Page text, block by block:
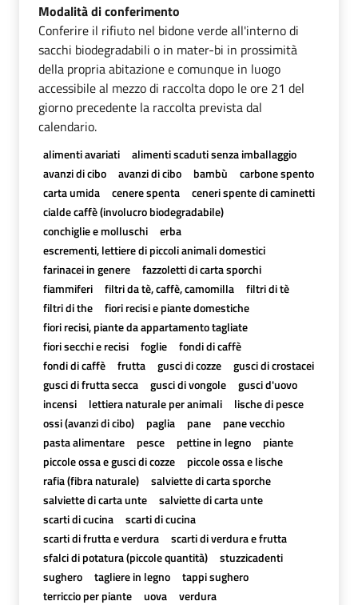
Modalità di conferimento
Conferire il rifiuto nel bidone verde all'interno di
sacchi biodegradabili o in mater-bi in prossimità
della propria abitazione e comunque in luogo
accessibile al mezzo di raccolta dopo le ore 21 del
giorno precedente la raccolta prevista dal
calendario.
alimenti avariati
alimenti scaduti senza imballaggio
avanzi di cibo
avanzi di cibo bambù
carbone spento
carta umida
cenere spenta
ceneri spente di caminetti
cialde caffè (involucro biodegradabile)
conchiglie e molluschi
erba
escrementi, lettiere di piccoli animali domestici
farinacei in genere
fazzoletti di carta sporchi
fiammiferi
filtri da tè, caffè, camomilla
filtri di tè
filtri di the
fiori recisi e piante domestiche
fiori recisi, piante da appartamento tagliate
fiori secchi e recisi
foglie
fondi di caffè
fondi di caffè
frutta gusci di cozze
gusci di crostacei
gusci di frutta secca
gusci di vongole
gusci d'uovo
incensi
lettiera naturale per animali
lische di pesce
ossi (avanzi di cibo)
paglia pane
pane vecchio
pasta alimentare
pesce pettine in legno
piante
piccole ossa e gusci di cozze
piccole ossa e lische
rafia (fibra naturale)
salviette di carta sporche
salviette di carta unte
salviette di carta unte
scarti di cucina
scarti di cucina
scarti di frutta e verdura
scarti di verdura e frutta
sfalci di potatura (piccole quantità)
stuzzicadenti
sughero
tagliere in legno
tappi sughero
terriccio per piante
uova verdura